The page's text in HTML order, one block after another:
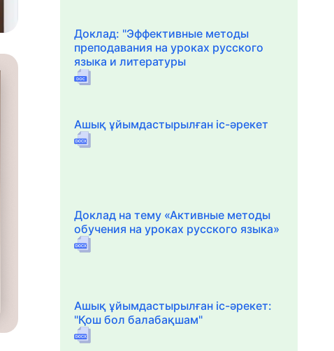
Доклад: "Эффективные методы
преподавания на уроках русского
языка и литературы
Ашық ұйымдастырылған іс-әрекет
Доклад на тему «Активные методы
обучения на уроках русского языка»
Ашық ұйымдастырылған іс-әрекет:
"Қош бол балабақшам"